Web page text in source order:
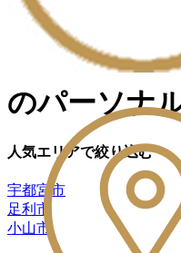
のパーソナ
人気エリアで絞り込む
宇都宮市
足利市
小山市